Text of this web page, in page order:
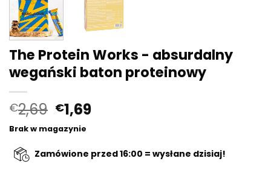
The Protein Works - absurdalny
wegański baton proteinowy
€2,69 Pierwotna
cena
wynosiła:
€2,69.
€1,69Aktualna
Brak w magazynie
Zamówione przed 16:00 = wysłane dzisiaj!